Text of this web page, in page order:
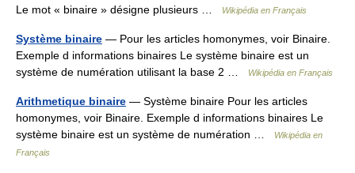
Le mot « binaire » désigne plusieurs …
Wikipédia en Français
Système binaire — Pour les articles homonymes, voir Binaire.
Exemple d informations binaires Le système binaire est un
système de numération utilisant la base 2 …
Wikipédia en Français
Arithmetique binaire — Système binaire Pour les articles
homonymes, voir Binaire. Exemple d informations binaires Le
système binaire est un système de numération …
Wikipédia en
Français